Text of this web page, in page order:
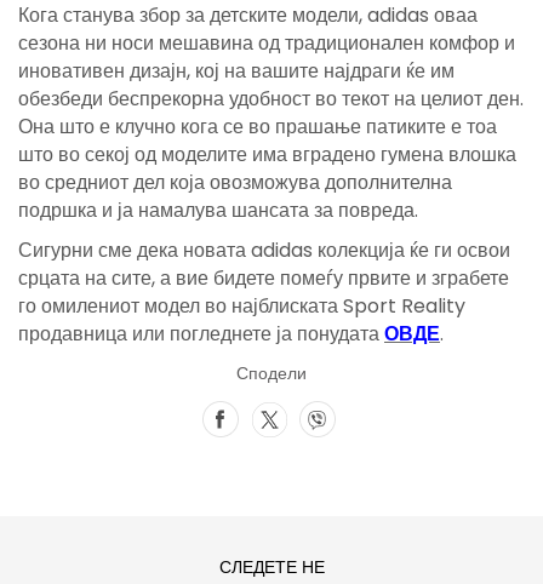
Кога станува збор за детските модели, adidas оваа
сезона ни носи мешавина од традиционален комфор и
иновативен дизајн, кој на вашите најдраги ќе им
обезбеди беспрекорна удобност во текот на целиот ден.
Она што е клучно кога се во прашање патиките е тоа
што во секој од моделите има вградено гумена влошка
во средниот дел која овозможува дополнителна
подршка и ја намалува шансата за повреда.
Сигурни сме дека новата adidas колекција ќе ги освои
срцата на сите, а вие бидете помеѓу првите и зграбете
го омилениот модел во најблиската Sport Reality
продавница или погледнете ја понудатаОВДЕ.
Сподели
СЛЕДЕТЕ НЕ